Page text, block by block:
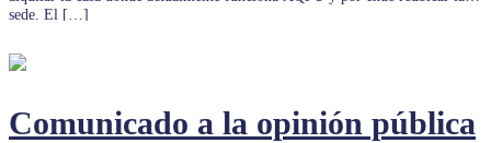
sede. El […]
Comunicado a la opinión pública